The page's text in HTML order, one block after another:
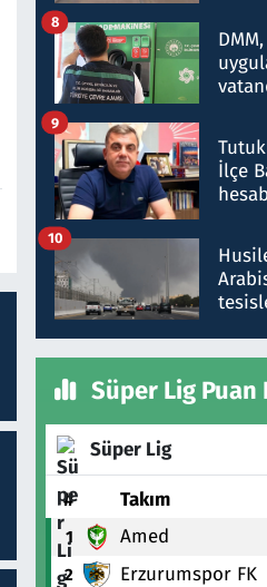
8
İlçe
9
10
Süper Lig Puan
Süper Lig
# Takım
1 Amed
2 Erzurumspor FK